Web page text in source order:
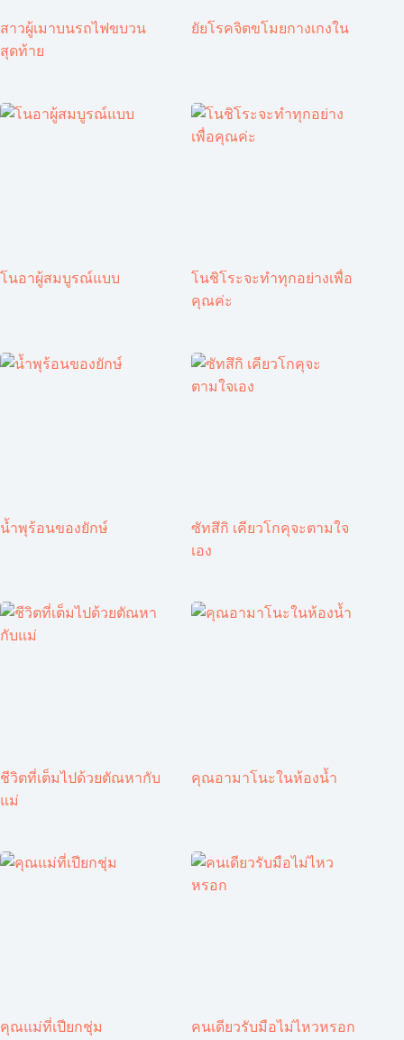
สาวผู้เมาบนรถไฟขบวน
สุดท้าย
ยัยโรคจิตขโมยกางเกงใน
โนอาผู้สมบูรณ์แบบ
โนชิโระจะทำทุกอย่างเพื่อ
คุณค่ะ
น้ำพุร้อนของยักษ์
ซัทสึกิ เคียวโกคุจะตามใจ
เอง
ชีวิตที่เต็มไปด้วยตัณหากับ
แม่
คุณอามาโนะในห้องน้ำ
คุณแม่ที่เปียกชุ่ม คนเดียวรับมือไม่ไหวหรอก